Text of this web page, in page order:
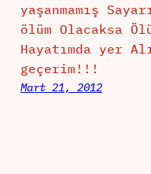
yaşanmamış
ölüm Olacaksa
Hayatımda yer
geçerim!!!
Mart 21, 2012